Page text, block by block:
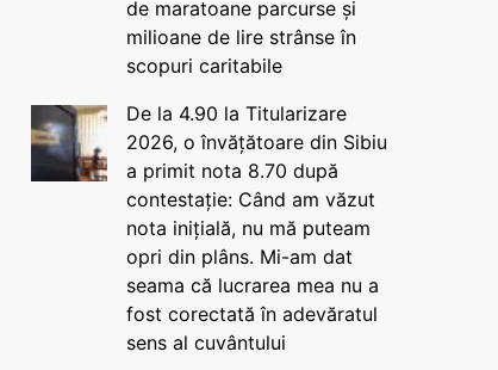
de maratoane parcurse și
milioane de lire strânse în
scopuri caritabile
De la 4.90 la Titularizare
2026, o învățătoare din Sibiu
a primit nota 8.70 după
contestație: Când am văzut
nota inițială, nu mă puteam
opri din plâns. Mi-am dat
seama că lucrarea mea nu a
fost corectată în adevăratul
sens al cuvântului